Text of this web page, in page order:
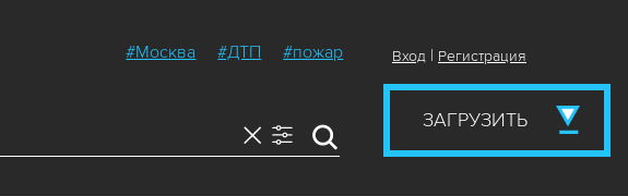
#Москва #ДТП #пожар Вход | Регистрация
ЗАГРУЗИТЬ